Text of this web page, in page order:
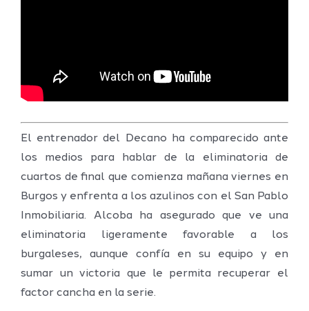
El entrenador del Decano ha comparecido ante
los medios para hablar de la eliminatoria de
cuartos de final que comienza mañana viernes en
Burgos y enfrenta a los azulinos con el San Pablo
Inmobiliaria. Alcoba ha asegurado que ve una
eliminatoria ligeramente favorable a los
burgaleses, aunque confía en su equipo y en
sumar un victoria que le permita recuperar el
factor cancha en la serie.